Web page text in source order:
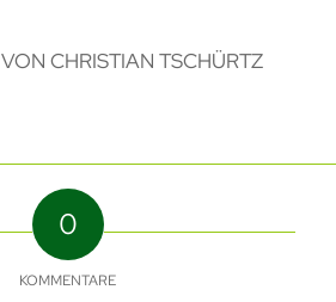
VON CHRISTIAN TSCHÜRTZ
0
KOMMENTARE